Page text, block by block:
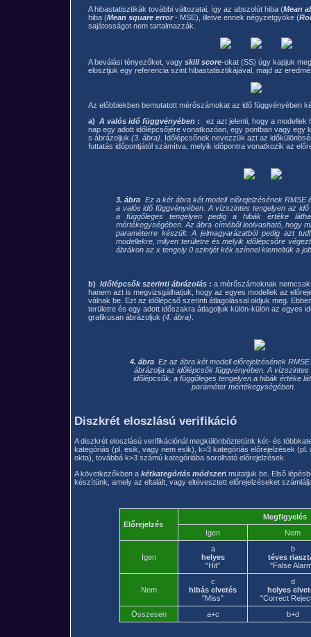
A hibastatisztikák további változatai, így az abszolút hiba (Mean
hiba (Mean square error- MSE), illetve ennek négyzetgyöke (
sajátosságot nem tartalmazzák.
A beválási tényezőket, vagy skill score-okat (SS) úgy kapjuk
elosztjuk egy referencia szint hibastatisztikájával, majd az
Az előbbiekben bemutatott mérőszámokat az idő függvényében
a) A valós idő függvényében: ez azt jelenti, hogy a modellek
nap egy adott időlépcsőjére vonatkozóan, egy pontban vagy egy
s ábrázoljuk (3. ábra) . Időlépcsőnek nevezzük azt az
futtatás időpontjától számítva, melyik időpontra vonatkozik az
3. ábra Ez a két ábra két modell előrejelzésének RMSE
a valós idő függvényében. A vízszintes tengelyen az idő
a függőleges tengelyen pedig a hibák értéke
mértékegységében. Az ábra címéből leolvasható, hogy
paraméterre készült. A jelmagyarázatból pedig azt
modellekre, milyen területre és melyik időlépcsőre
ábrákon az x tengely 0 szintjét kék színnel kiemeltük a
b) Időlépcsők szerinti ábrázolás: a mérőszámoknak
hanem azt is megvizsgálhatjuk, hogy az egyes modellek az
válnak be. Ezt az időlépcső szerinti átlagolással oldjuk meg.
területre és egy adott időszakra átlagoljuk külön-külön az egyes
grafikusan ábrázoljuk (4. ábra)
4. ábraEz az ábra két modell előrejelzésének RMSE
ábrázolja az időlépcsők függvényében. A vízszintes
időlépcsők, a függőleges tengelyen a hibák értéke
paraméter mértékegységében.
Diszkrét eloszlású verifikáció
A diszkrét eloszlású verifikációnál megkülönböztetünk két- és
kategóriás (pl. esik, vagy nem esik), k=3 kategóriás előrejelzések
okta), továbbá k>3 számú kategóriába sorolható előrejelzések.
A következőkben a kétkategóriás módszert mutatjuk be. Első
készítünk, amely az eltalált, vagy eltévesztett előrejelzéseket
Előrejelzés
Megfigyelés
Igen
Nem
Igen
a
helyes
"Hit"
b
téves
"False
Nem
c
hibás elvetés
"Miss"
d
helyes
"Correct
Összesen
a+c b+d